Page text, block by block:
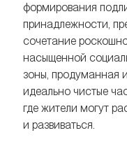
формирования
принадлежности,
сочетание
насыщенной
зоны, продуманная
идеально чистые
где жители могут
и развиваться.